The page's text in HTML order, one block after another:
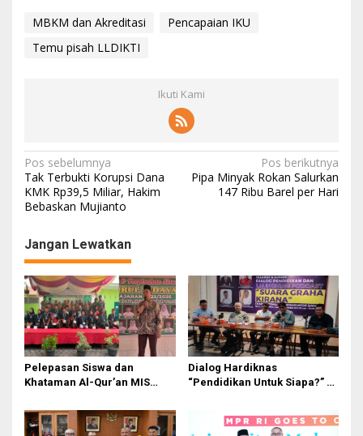
MBKM dan Akreditasi
Pencapaian IKU
Temu pisah LLDIKTI
Ikuti Kami
N
a
v
i
g
a
s
i
p
o
s
Pos sebelumnya
Tak Terbukti Korupsi Dana
KMK Rp39,5 Miliar, Hakim
Bebaskan Mujianto
Pos berikutnya
Pipa Minyak Rokan Salurkan
147 Ribu Barel per Hari
Jangan Lewatkan
Pelepasan Siswa dan
Khataman Al-Qur’an MIS
Berlangsung Khidmat
Dialog Hardiknas
“Pendidikan Untuk Siapa?” di